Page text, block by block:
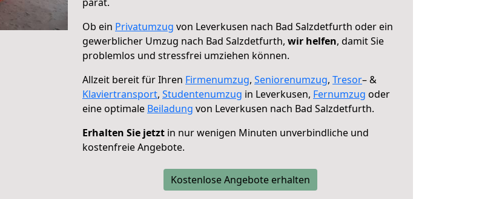
Ob ein Privatumzug von Leverkusen nach Bad Salzdetfurth oder ein
gewerblicher Umzug nach Bad Salzdetfurth, wir helfen, damit Sie
problemlos und stressfrei umziehen können.
Allzeit bereit für Ihren Firmenumzug, Seniorenumzug, Tresor– &
Klaviertransport, Studentenumzug in Leverkusen, Fernumzug oder
eine optimale Beiladung von Leverkusen nach Bad Salzdetfurth.
Erhalten Sie jetzt in nur wenigen Minuten unverbindliche und
kostenfreie Angebote.
Kostenlose Angebote erhalten